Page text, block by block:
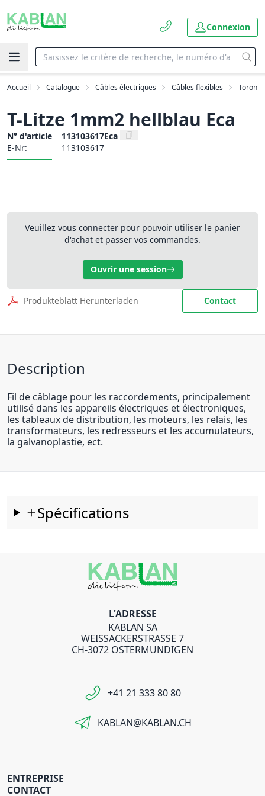
Connexion
Accueil Catalogue Câbles électriques Câbles flexibles Toron
T-Litze 1mm2 hellblau Eca
N° d'article
113103617Eca
E-Nr:
113103617
Veuillez vous connecter pour pouvoir utiliser le panier
d'achat et passer vos commandes.
Ouvrir une session
Produkteblatt Herunterladen Contact
Description
Fil de câblage pour les raccordements, principalement
utilisé dans les appareils électriques et électroniques,
les tableaux de distribution, les moteurs, les relais, les
transformateurs, les redresseurs et les accumulateurs,
la galvanoplastie, ect.
Spécifications
L'ADRESSE
KABLAN SA
WEISSACKERSTRASSE 7
CH-3072 OSTERMUNDIGEN
+41 21 333 80 80
KABLAN@KABLAN.CH
ENTREPRISE
CONTACT